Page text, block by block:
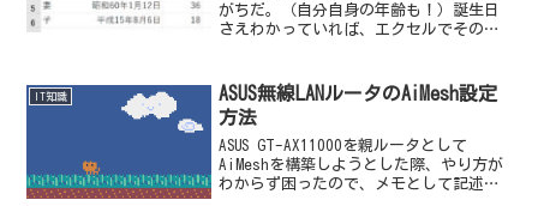
がちだ。（自分自身の年齢も！）誕生日
さえわかっていれば、エクセルでその人
IT知識
ASUS無線LANルータのAiMesh設定
方法
ASUS GT-AX11000を親ルータとして
AiMeshを構築しようとした際、やり方が
わからず困ったので、メモとして記述。